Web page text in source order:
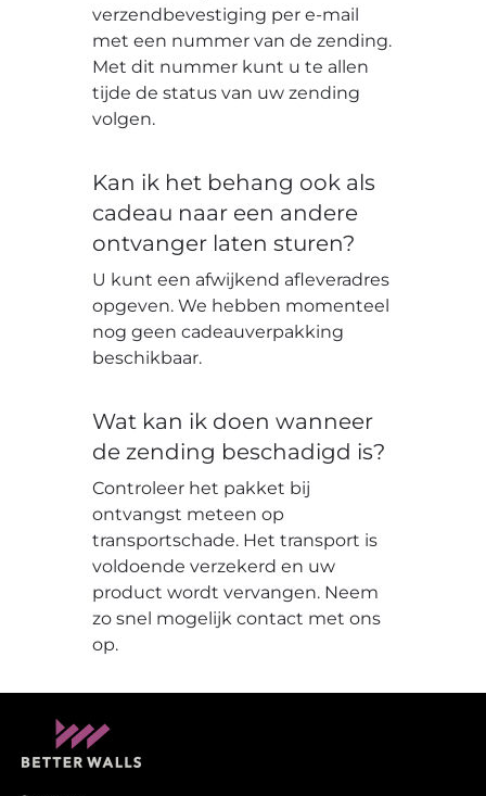
verzendbevestiging per e-mail
met een nummer van de zending.
Met dit nummer kunt u te allen
tijde de status van uw zending
volgen.
Kan ik het behang ook als
cadeau naar een andere
ontvanger laten sturen?
U kunt een afwijkend afleveradres
opgeven. We hebben momenteel
nog geen cadeauverpakking
beschikbaar.
Wat kan ik doen wanneer
de zending beschadigd is?
Controleer het pakket bij
ontvangst meteen op
transportschade. Het transport is
voldoende verzekerd en uw
product wordt vervangen. Neem
zo snel mogelijk contact met ons
op.